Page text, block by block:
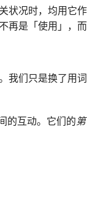
状况时，均用它
是「使用」，而
我们只是换了用
的互动。它们的